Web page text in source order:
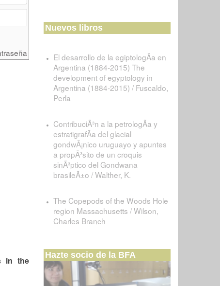
in the
Nuevos libros
El desarrollo de la egiptologÃ­a en
Argentina (1884-2015) The
development of egyptology in
Argentina (1884-2015) / Fuscaldo,
Perla
ContribuciÃ³n a la petrologÃ­a y
estratigrafÃ­a del glacial
gondwÃ¡nico uruguayo y apuntes
a propÃ³sito de un croquis
sinÃ³ptico del Gondwana
brasileÃ±o / Walther, K.
The Copepods of the Woods Hole
region Massachusetts / Wilson,
Charles Branch
Hazte socio de la BFA